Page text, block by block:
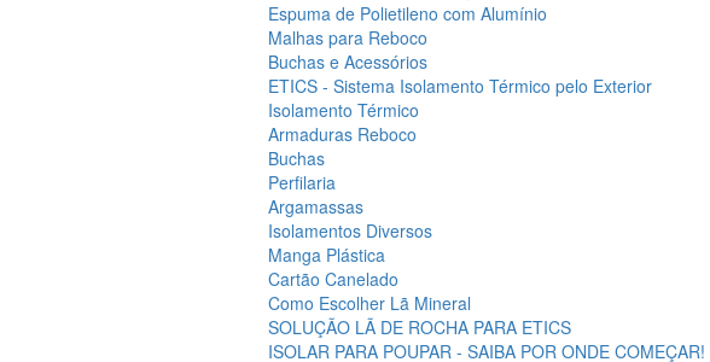
Espuma de Polietileno com Alumínio
Malhas para Reboco
Buchas e Acessórios
ETICS - Sistema Isolamento Térmico pelo Exterior
Isolamento Térmico
Armaduras Reboco
Buchas
Perfilaria
Argamassas
Isolamentos Diversos
Manga Plástica
Cartão Canelado
Como Escolher Lã Mineral
SOLUÇÃO LÃ DE ROCHA PARA ETICS
ISOLAR PARA POUPAR - SAIBA POR ONDE COMEÇAR!